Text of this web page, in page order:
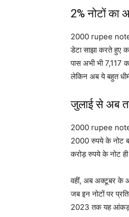
2% नोटों का
2000 rupee note:
डेटा साझा करते हुए
पास अभी भी 7,117
लेकिन अब ये बहुत
जुलाई से अब
2000 rupee note:
2000 रुपये के नोट
करोड़ रुपये के नोट
वहीं, अब अक्टूबर के
जब इन नोटों पर
2023 तक यह